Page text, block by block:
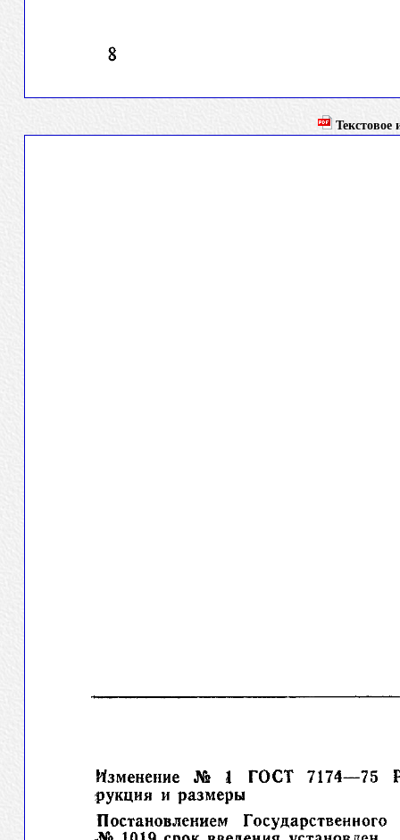
Текстовое